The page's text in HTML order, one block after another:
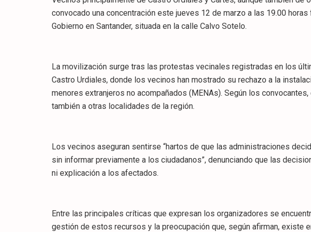
convocado una concentración este jueves 12 de marzo a las 19.00
Gobierno en Santander, situada en la calle Calvo Sotelo.
La movilización surge tras las protestas vecinales registradas en los
Castro Urdiales, donde los vecinos han mostrado su rechazo a la
menores extranjeros no acompañados (MENAs). Según los
también a otras localidades de la región.
Los vecinos aseguran sentirse “hartos de que las administraciones
sin informar previamente a los ciudadanos”, denunciando que las
ni explicación a los afectados.
Entre las principales críticas que expresan los organizadores se
gestión de estos recursos y la preocupación que, según afirman, existe